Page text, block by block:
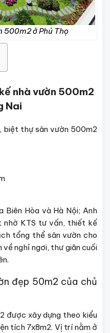
500m2 ở Phú Thọ
nhà vườn 500m2
Nai
biệt thự sân vườn 500m2
Biên Hòa và Hà Nội; Anh
nhờ KTS tư vấn, thiết kế
tổng thể sân vườn cho
về nghỉ ngơi, thư giãn cuối
đẹp 50m2 của chủ
được xây dựng theo kiểu
tích 7x8m2. Vị trí nằm ở